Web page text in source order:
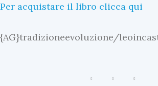
Per acquistare il libro clicca qui
{AG}tradizioneevoluzione/